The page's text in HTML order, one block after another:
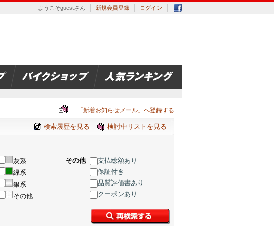
ようこそguestさん 新規会員登録 ログイン
「新着お知らせメール」へ登録する
検討中リストを見る
検索履歴を見る
灰系
緑系
銀系
その他
その他
支払総額あり
保証付き
品質評価書あり
クーポンあり